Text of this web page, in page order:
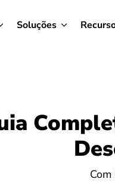
Soluções